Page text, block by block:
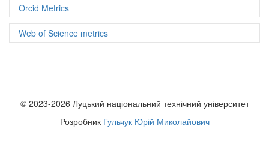
Orcid Metrics
Web of Science metrics
© 2023-2026 Луцький національний технічний університет
Розробник Гульчук Юрій Миколайович